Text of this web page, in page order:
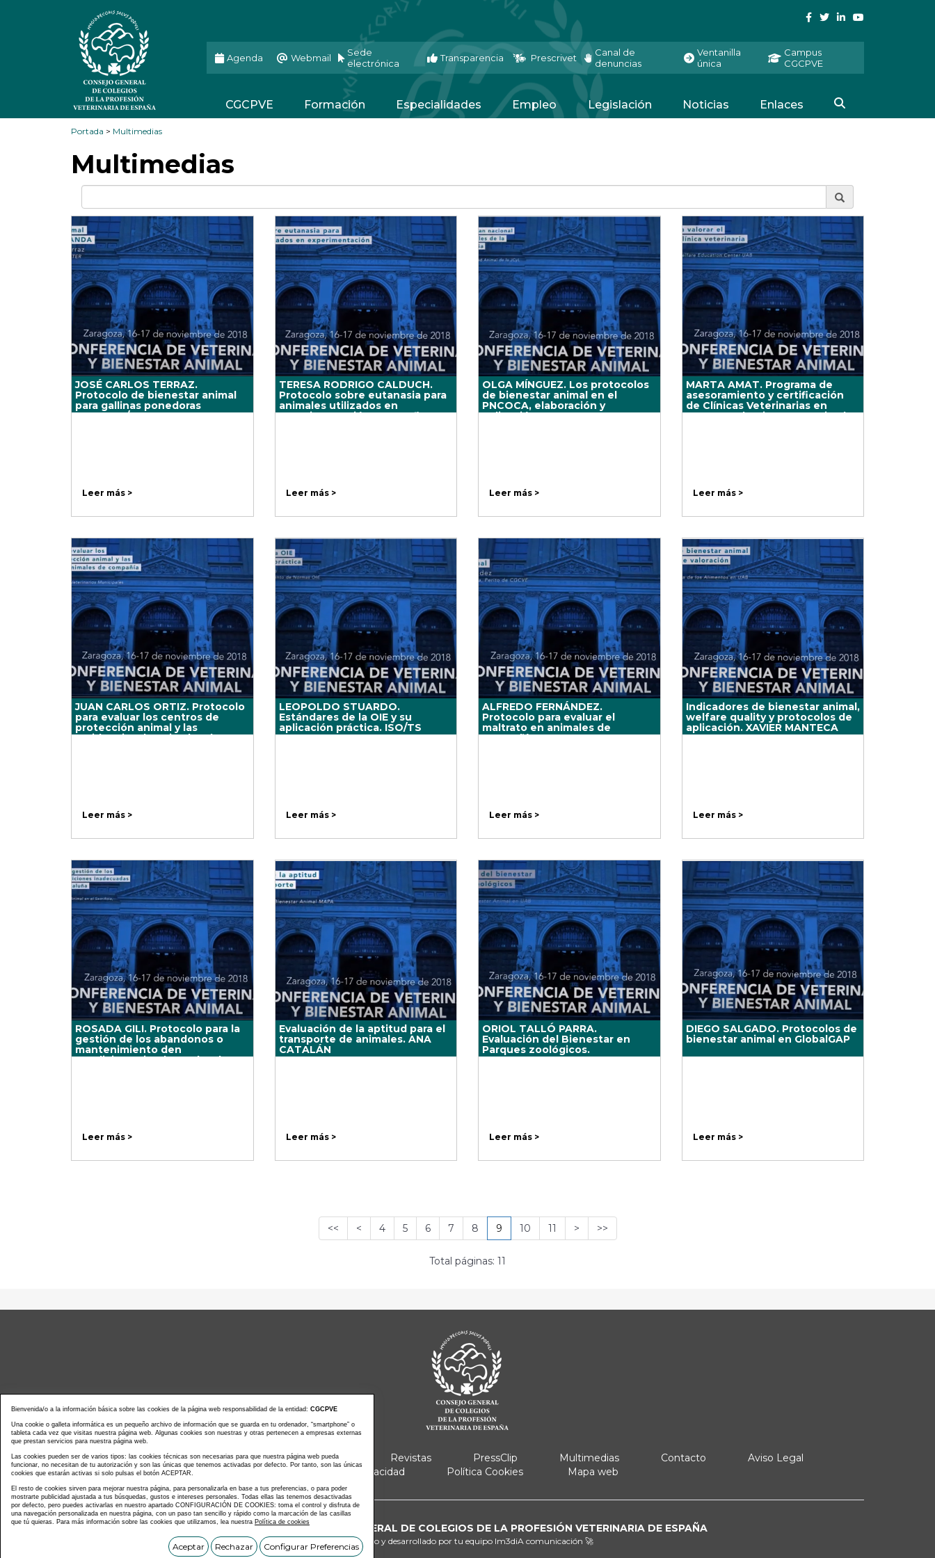
Agenda Webmail
Sede
electrónica
Transparencia Prescrivet
Canal de
denuncias
Ventanilla
única
Campus
CGCPVE
CGCPVE Formación Especialidades Empleo Legislación Noticias Enlaces
Portada > Multimedias
Multimedias
JOSÉ CARLOS TERRAZ.
Protocolo de bienestar animal
para gallinas ponedoras
AVIALTER/ANDA
Leer más >
TERESA RODRIGO CALDUCH.
Protocolo sobre eutanasia para
animales utilizados en
experimentación y otros fines
Leer más >
OLGA MÍNGUEZ. Los protocolos
de bienestar animal en el
PNCOCA, elaboración y
aplicación
Leer más >
MARTA AMAT. Programa de
asesoramiento y certificación
de Clínicas Veterinarias en
aspectos de Bienestar Animal
Leer más >
JUAN CARLOS ORTIZ. Protocolo
para evaluar los centros de
protección animal y las
residencias de animales de
Leer más >
LEOPOLDO STUARDO.
Estándares de la OIE y su
aplicación práctica. ISO/TS
34700: ANIMAL WELFARE
Leer más >
ALFREDO FERNÁNDEZ.
Protocolo para evaluar el
maltrato en animales de
compañía.
Leer más >
Indicadores de bienestar animal,
welfare quality y protocolos de
aplicación. XAVIER MANTECA
Leer más >
ROSADA GILI. Protocolo para la
gestión de los abandonos o
mantenimiento den
condiciones inadecuadas de
Leer más >
Evaluación de la aptitud para el
transporte de animales. ANA
CATALÁN
Leer más >
ORIOL TALLÓ PARRA.
Evaluación del Bienestar en
Parques zoológicos.
Leer más >
DIEGO SALGADO. Protocolos de
bienestar animal en GlobalGAP
Leer más >
<< < 4 5 6 7 8 9 10 11 > >>
Total páginas: 11
Noticias actualidad Agenda de Actos Revistas PressClip Multimedias Contacto
Aviso Legal
Política Privacidad
Política Cookies Mapa web
Copyright © CONSEJO GENERAL DE COLEGIOS DE LA PROFESIÓN VETERINARIA DE ESPAÑA
Diseñado y desarrollado por tu equipo Im3diA comunicación 🚀
Bienvenida/o a la información básica sobre las cookies de la página web responsabilidad de la entidad: CGCPVE
Una cookie o galleta informática es un pequeño archivo de información que se guarda en tu ordenador, “smartphone” o
tableta cada vez que visitas nuestra página web. Algunas cookies son nuestras y otras pertenecen a empresas externas
que prestan servicios para nuestra página web.
Las cookies pueden ser de varios tipos: las cookies técnicas son necesarias para que nuestra página web pueda
funcionar, no necesitan de tu autorización y son las únicas que tenemos activadas por defecto. Por tanto, son las únicas
cookies que estarán activas si solo pulsas el botón ACEPTAR.
El resto de cookies sirven para mejorar nuestra página, para personalizarla en base a tus preferencias, o para poder
mostrarte publicidad ajustada a tus búsquedas, gustos e intereses personales. Todas ellas las tenemos desactivadas
por defecto, pero puedes activarlas en nuestro apartado CONFIGURACIÓN DE COOKIES: toma el control y disfruta de
una navegación personalizada en nuestra página, con un paso tan sencillo y rápido como la marcación de las casillas
que tú quieras. Para más información sobre las cookies que utilizamos, lea nuestra Política de cookies
Aceptar Rechazar Configurar Preferencias